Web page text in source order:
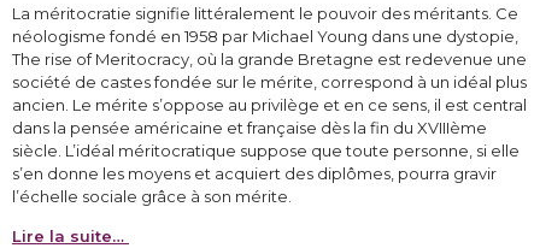
La méritocratie signifie littéralement le pouvoir des méritants. Ce
néologisme fondé en 1958 par Michael Young dans une dystopie,
The rise of Meritocracy, où la grande Bretagne est redevenue une
société de castes fondée sur le mérite, correspond à un idéal plus
ancien. Le mérite s’oppose au privilège et en ce sens, il est central
dans la pensée américaine et française dès la fin du XVIIIème
siècle. L’idéal méritocratique suppose que toute personne, si elle
s’en donne les moyens et acquiert des diplômes, pourra gravir
l’échelle sociale grâce à son mérite.
Lire la suite…